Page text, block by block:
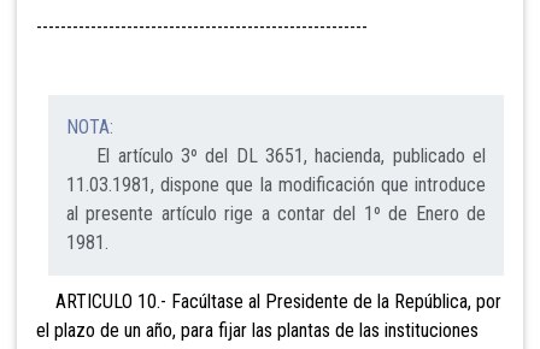
-------------------------------------------------------
NOTA:
El artículo 3º del DL 3651, hacienda, publicado el
11.03.1981, dispone que la modificación que introduce
al presente artículo rige a contar del 1º de Enero de
1981.
ARTICULO 10.- Facúltase al Presidente de la República, por
el plazo de un año, para fijar las plantas de las instituciones